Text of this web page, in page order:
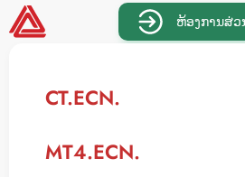
ຫ້ອງການສ່ວ
CT.ECN.
MT4.ECN.